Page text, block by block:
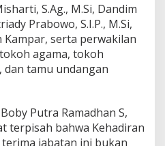
S.Ag., M.Si, Dandim
Prabowo, S.I.P., M.Si,
Kampar, serta perwakilan
agama, tokoh
dan tamu undangan
Putra Ramadhan S,
terpisah bahwa Kehadiran
jabatan ini bukan